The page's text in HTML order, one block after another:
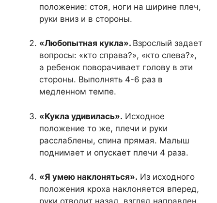
положение: стоя, ноги на ширине плеч,
руки вниз и в стороны.
«Любопытная кукла». Взрослый задает
вопросы: «кто справа?», «кто слева?»,
а ребенок поворачивает голову в эти
стороны. Выполнять 4-6 раз в
медленном темпе.
«Кукла удивилась». Исходное
положение то же, плечи и руки
расслаблены, спина прямая. Малыш
поднимает и опускает плечи 4 раза.
«Я умею наклоняться». Из исходного
положения кроха наклоняется вперед,
руки отводит назад, взгляд направлен